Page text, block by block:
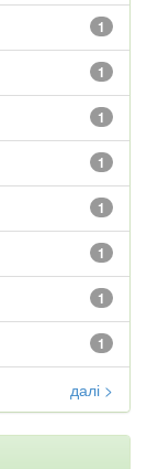
1
1
1
1
1
1
1
1
далі >